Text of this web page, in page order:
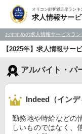
オリコン顧客満足度ランキ
求人情報サー
おすすめの求人情報サービスラ
【2025年】求人情報サー
アルバイト・パ
Indeed（インデ
勤務地や時給などの
しいものではなく、